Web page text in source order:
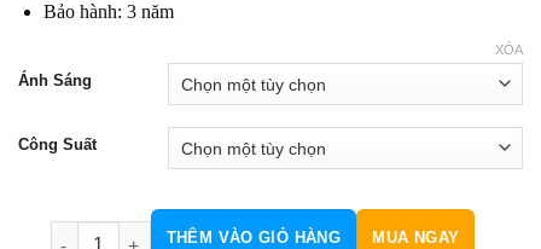
Bảo hành: 3 năm
Ánh Sáng
Công Suất
XÓA
Downlight Đế Nhựa Viền Vàng/Bạc H167 số lượng
THÊM VÀO GIỎ HÀNG MUA NGAY